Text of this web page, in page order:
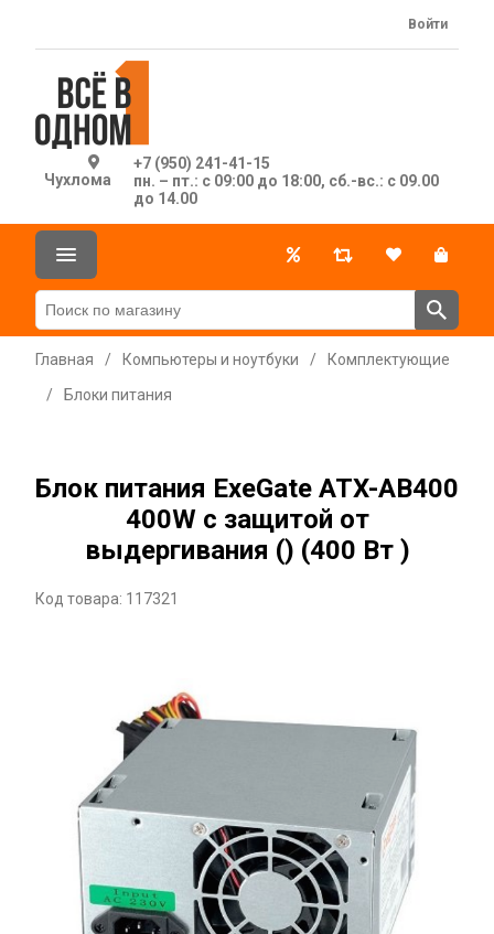
Чухлома
+7 (950) 241-41-15
пн. – пт.: с 09:00 до 18:00, сб.-вс.: с 09.00
до 14.00
Войти
Главная / Компьютеры и ноутбуки /
Комплектующие
/
Блоки питания
Блок питания ExeGate ATX-AB400
400W с защитой от
выдергивания () (400 Вт )
Код товара: 117321